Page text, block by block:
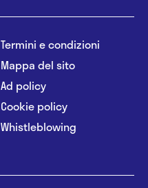
Termini e condizioni
Mappa del sito
Ad policy
Cookie policy
Whistleblowing